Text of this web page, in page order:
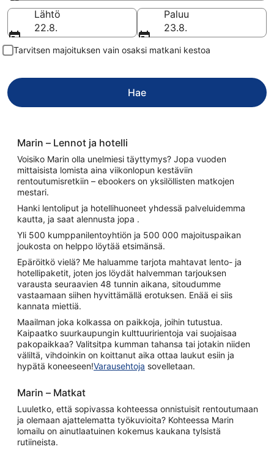
Määränpää
Lähtö
22.8.
Paluu
23.8.
Tarvitsen majoituksen vain osaksi matkani kestoa
Hae
Marin – Lennot ja hotelli
Voisiko Marin olla unelmiesi täyttymys? Jopa vuoden
mittaisista lomista aina viikonlopun kestäviin
rentoutumisretkiin – ebookers on yksilöllisten matkojen
mestari.
Hanki lentoliput ja hotellihuoneet yhdessä palveluidemma
kautta, ja saat alennusta jopa .
Yli 500 kumppanilentoyhtiön ja 500 000 majoituspaikan
joukosta on helppo löytää etsimänsä.
Epäröitkö vielä? Me haluamme tarjota mahtavat lento- ja
hotellipaketit, joten jos löydät halvemman tarjouksen
varausta seuraavien 48 tunnin aikana, sitoudumme
vastaamaan siihen hyvittämällä erotuksen. Enää ei siis
kannata miettiä.
Maailman joka kolkassa on paikkoja, joihin tutustua.
Kaipaatko suurkaupungin kulttuuririentoja vai suojaisaa
pakopaikkaa? Valitsitpa kumman tahansa tai jotakin niiden
väliltä, vihdoinkin on koittanut aika ottaa laukut esiin ja
hypätä koneeseen!Varausehtoja sovelletaan.
Marin – Matkat
Luuletko, että sopivassa kohteessa onnistuisit rentoutumaan
ja olemaan ajattelematta työkuvioita? Kohteessa Marin
lomailu on ainutlaatuinen kokemus kaukana tylsistä
rutiineista.